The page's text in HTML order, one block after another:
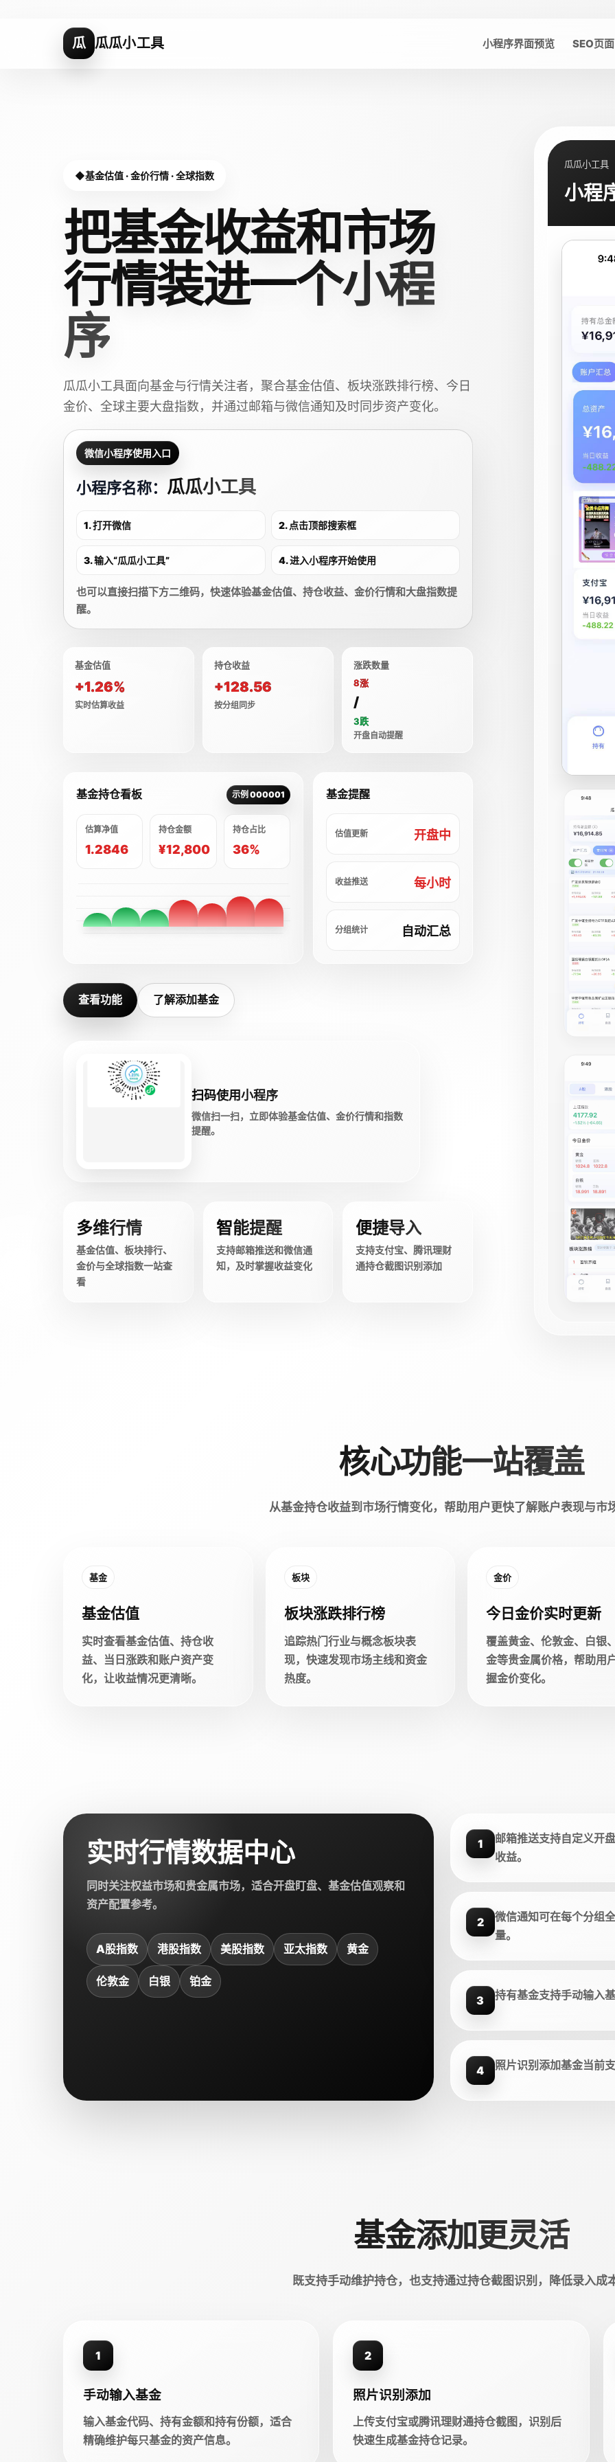
瓜 瓜瓜小工具 小程序界面预览 SEO页面
基金估值 · 金价行情 · 全球指数
把基金收益和市场
行情装进一个小程
序
瓜瓜小工具面向基金与行情关注者，聚合基金估值、板块涨跌排行榜、今日
金价、全球主要大盘指数，并通过邮箱与微信通知及时同步资产变化。
微信小程序使用入口
小程序名称： 瓜瓜小工具
1. 打开微信 2. 点击顶部搜索框
3. 输入“瓜瓜小工具” 4. 进入小程序开始使用
也可以直接扫描下方二维码，快速体验基金估值、持仓收益、金价行情和大盘指数提
醒。
基金估值
+1.26%
实时估算收益
持仓收益
+128.56
按分组同步
涨跌数量
8涨
/
3跌
开盘自动提醒
基金持仓看板 示例 000001
估算净值
1.2846
持仓金额
¥12,800
持仓占比
36%
基金提醒
估值更新 开盘中
收益推送 每小时
分组统计 自动汇总
查看功能 了解添加基金
扫码使用小程序
微信扫一扫，立即体验基金估值、金价行情和指数
提醒。
多维行情
基金估值、板块排行、
金价与全球指数一站查
看
智能提醒
支持邮箱推送和微信通
知，及时掌握收益变化
便捷导入
支持支付宝、腾讯理财
通持仓截图识别添加
瓜瓜小工具
小程
核心功能一站覆盖
从基金持仓收益到市场行情变化，帮助用户更快了解账户表现与市
基金
基金估值
实时查看基金估值、持仓收
益、当日涨跌和账户资产变
化，让收益情况更清晰。
板块
板块涨跌排行榜
追踪热门行业与概念板块表
现，快速发现市场主线和资金
热度。
金价
今日金价实时更新
覆盖黄金、伦敦金、白银
金等贵金属价格，帮助用
握金价变化。
实时行情数据中心
同时关注权益市场和贵金属市场，适合开盘盯盘、基金估值观察和
资产配置参考。
A股指数 港股指数 美股指数 亚太指数 黄金
伦敦金 白银 铂金
1
邮箱推送支持自定义开
收益。
2
微信通知可在每个分组
量。
3 持有基金支持手动输入
4 照片识别添加基金当前
基金添加更灵活
既支持手动维护持仓，也支持通过持仓截图识别，降低录入成
1
手动输入基金
输入基金代码、持有金额和持有份额，适合
精确维护每只基金的资产信息。
2
照片识别添加
上传支付宝或腾讯理财通持仓截图，识别后
快速生成基金持仓记录。